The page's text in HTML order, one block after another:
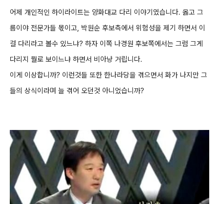
어제 개인적인 하이라이트는 양화대교 다리 이야기였습니다. 옳고 그
름이야 전문가들 몫이고, 박원순 후보측에서 위험성을 제기 하면서 이
걸 다리라고 볼수 있느냐? 하자 이쪽 나경원 후보쪽에서는 그럼 그게
다리지 뭘로 보이느냐 하면서 비아냥 거립니다.
이게 이상합니까? 이런것들 또한 한나라당을 겪으면서 화가 나지만 그
들의 상식이라며 늘 겪어 오던것 아니었습니까?